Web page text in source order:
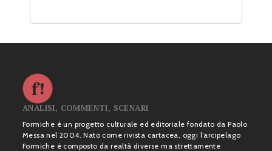
ANALISI, COMMENTI, SCENARI
Formiche è un progetto culturale ed editoriale fondato da Paolo
Messa nel 2004. Nato come rivista cartacea, oggi l’arcipelago
Formiche è composto da realtà diverse ma strettamente